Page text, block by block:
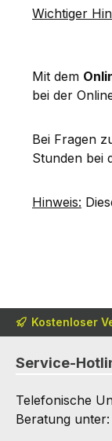
Wichtiger
Mit dem
bei der
Bei Fragen
Stunden bei
Hinweis:
Kostenloser
Service-
Telefonische
Beratung unter: